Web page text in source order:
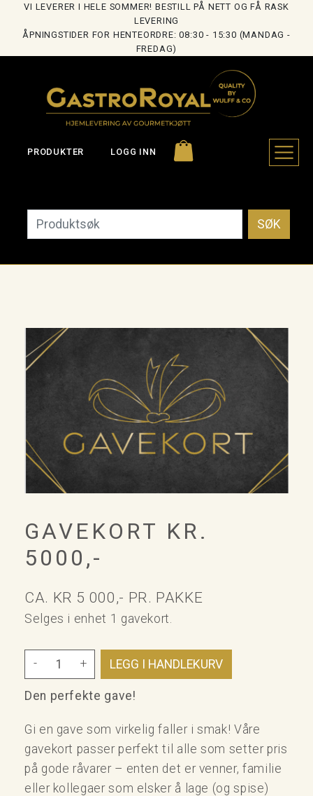
VI LEVERER I HELE SOMMER! BESTILL PÅ NETT OG FÅ RASK
LEVERING
ÅPNINGSTIDER FOR HENTEORDRE: 08:30 - 15:30 (MANDAG -
FREDAG)
PRODUKTER LOGG INN
SØK
GAVEKORT KR.
5000,-
CA. KR 5 000,- PR. PAKKE
Selges i enhet 1 gavekort.
- +
Den perfekte gave!
Gi en gave som virkelig faller i smak! Våre
gavekort passer perfekt til alle som setter pris
på gode råvarer – enten det er venner, familie
eller kollegaer som elsker å lage (og spise)